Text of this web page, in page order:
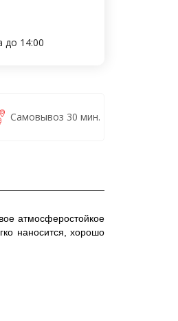
до 14:00
Самовывоз 30 мин.
атмосферостойкое
наносится, хорошо